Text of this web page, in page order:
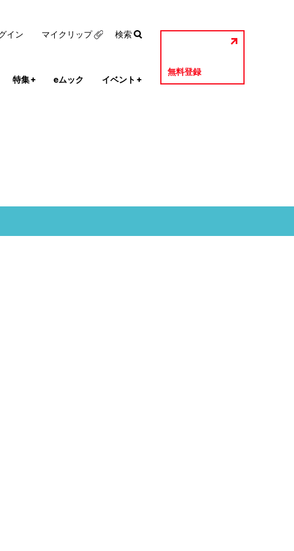
特集+ eムック イベント +
無料登録
イン マイクリップ 検索